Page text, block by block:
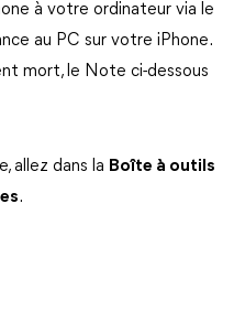
à votre ordinateur via le
au PC sur votre iPhone.
mort, le Note ci-dessous
allez dans la Boîte à outils
.